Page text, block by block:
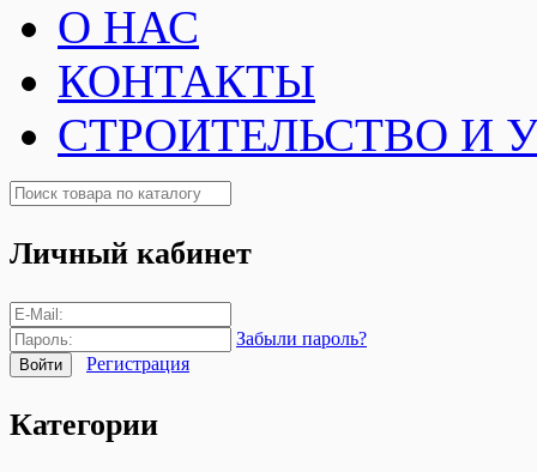
О НАС
КОНТАКТЫ
СТРОИТЕЛЬСТВО И
Личный кабинет
Забыли пароль?
Регистрация
Категории